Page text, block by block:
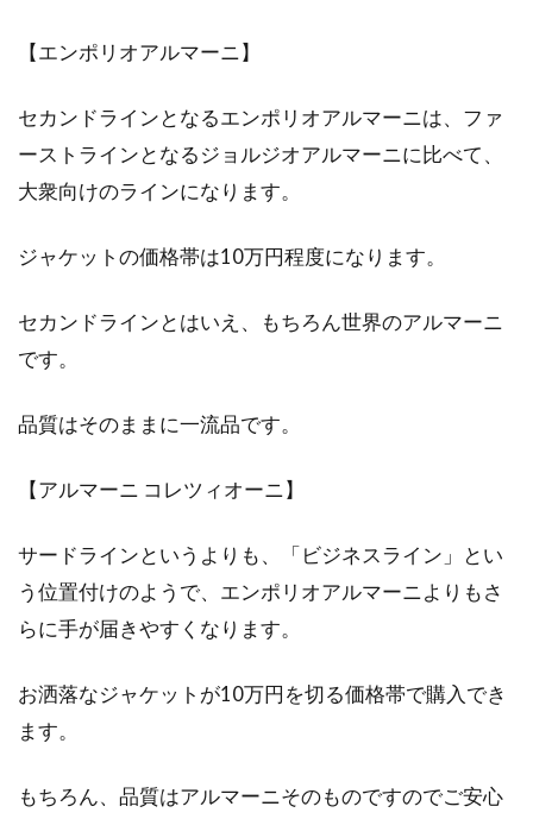
【エンポリオアルマーニ】
セカンドラインとなるエンポリオアルマーニは、ファ
ーストラインとなるジョルジオアルマーニに比べて、
大衆向けのラインになります。
ジャケットの価格帯は10万円程度になります。
セカンドラインとはいえ、もちろん世界のアルマーニ
です。
品質はそのままに一流品です。
【アルマーニ コレツィオーニ】
サードラインというよりも、「ビジネスライン」とい
う位置付けのようで、エンポリオアルマーニよりもさ
らに手が届きやすくなります。
お洒落なジャケットが10万円を切る価格帯で購入でき
ます。
もちろん、品質はアルマーニそのものですのでご安心